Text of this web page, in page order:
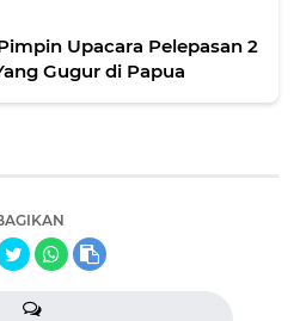
Upacara Pelepasan 2
Gugur di Papua